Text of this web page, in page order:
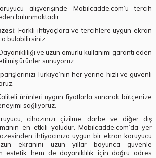
alışverişinde Mobilcadde.com’u tercih
bulunmaktadır:
: Farklı ihtiyaçlara ve tercihlere uygun ekran
bulabilirsiniz.
ve uzun ömürlü kullanımı garanti eden
ürünler sunuyoruz.
Türkiye’nin her yerine hızlı ve güvenli
ürünleri uygun fiyatlarla sunarak bütçenize
sağlıyoruz.
cihazınızı çizilme, darbe ve diğer dış
en etkili yoludur. Mobilcadde.com’da yer
ihtiyacınıza uygun bir ekran koruyucu
ekranını uzun yıllar boyunca güvenle
estetik hem de dayanıklılık için doğru adres